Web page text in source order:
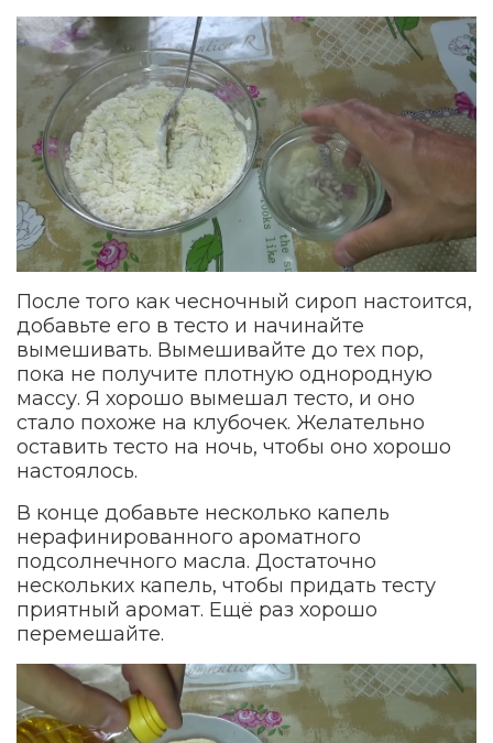
После того как чесночный сироп настоится,
добавьте его в тесто и начинайте
вымешивать. Вымешивайте до тех пор,
пока не получите плотную однородную
массу. Я хорошо вымешал тесто, и оно
стало похоже на клубочек. Желательно
оставить тесто на ночь, чтобы оно хорошо
настоялось.
В конце добавьте несколько капель
нерафинированного ароматного
подсолнечного масла. Достаточно
нескольких капель, чтобы придать тесту
приятный аромат. Ещё раз хорошо
перемешайте.